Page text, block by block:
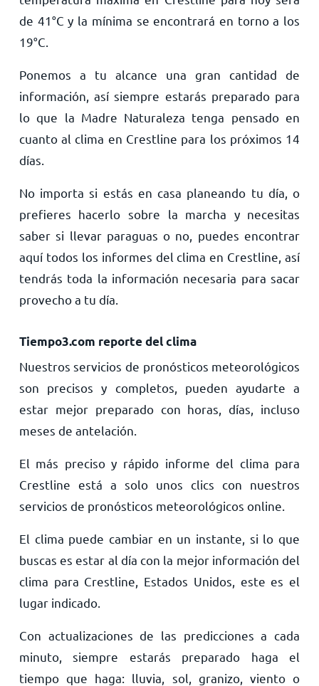
de 41°C y la mínima se encontrará en torno a los
19°C
Ponemos a tu alcance una gran cantidad de
información, así siempre estarás preparado para
lo que la Madre Naturaleza tenga pensado en
cuanto al clima en Crestline para los próximos 14
días.
No importa si estás en casa planeando tu día, o
prefieres hacerlo sobre la marcha y necesitas
saber si llevar paraguas o no, puedes encontrar
aquí todos los informes del clima en Crestline, así
tendrás toda la información necesaria para sacar
provecho a tu día.
Tiempo3.com reporte del clima
Nuestros servicios de pronósticos meteorológicos
son precisos y completos, pueden ayudarte a
estar mejor preparado con horas, días, incluso
meses de antelación.
El más preciso y rápido informe del clima para
Crestline está a solo unos clics con nuestros
servicios de pronósticos meteorológicos online.
El clima puede cambiar en un instante, si lo que
buscas es estar al día con la mejor información del
clima para Crestline, Estados Unidos, este es el
lugar indicado.
Con actualizaciones de las predicciones a cada
minuto, siempre estarás preparado haga el
tiempo que haga: lluvia, sol, granizo, viento o